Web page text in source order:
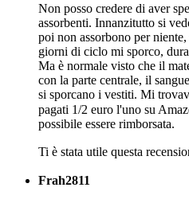
Non posso credere di aver
assorbenti. Innanzitutto si
poi non assorbono per
giorni di ciclo mi sporco,
Ma è normale visto che il
con la parte centrale, il
si sporcano i vestiti. Mi
pagati 1/2 euro l'uno su
possibile essere rimborsata.
Ti è stata utile questa
Frah2811